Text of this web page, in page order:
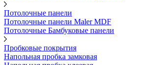
Потолочные панели
Потолочные панели Maler MDF
Потолочные Бамбуковые панели
Пробковые покрытия
Напольная пробка замковая